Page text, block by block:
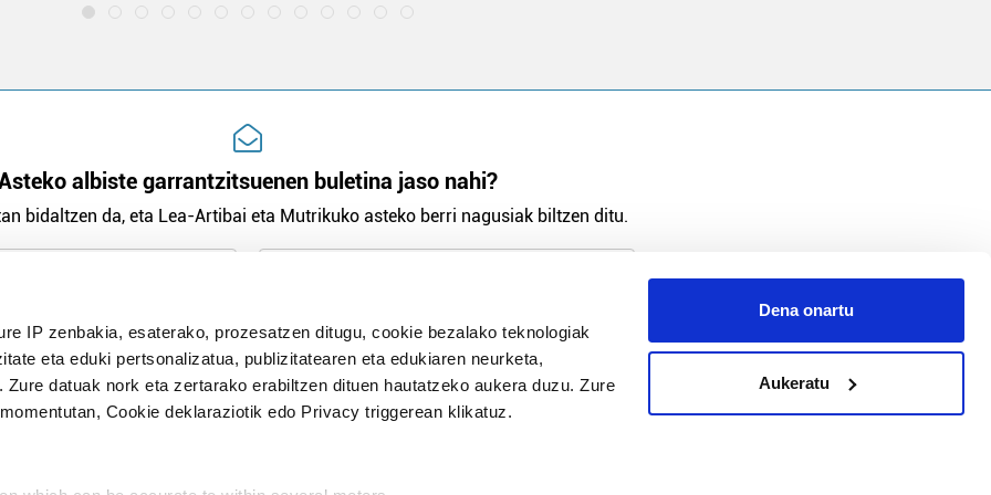
IP zenbakia, esaterako, prozesatzen ditugu, cookie bezalako teknologiak
eta eduki pertsonalizatua, publizitatearen eta edukiaren neurketa,
datuak nork eta zertarako erabiltzen dituen hautatzeko aukera duzu. Zure
Cookie deklaraziotik edo Privacy triggerean klikatuz.
Dena onartu
Aukeratu
albiste garrantzitsuenen buletina jaso nahi?
bidaltzen da, eta Lea-Artibai eta Mutrikuko asteko berri nagusiak biltzen ditu.
Harpidetu